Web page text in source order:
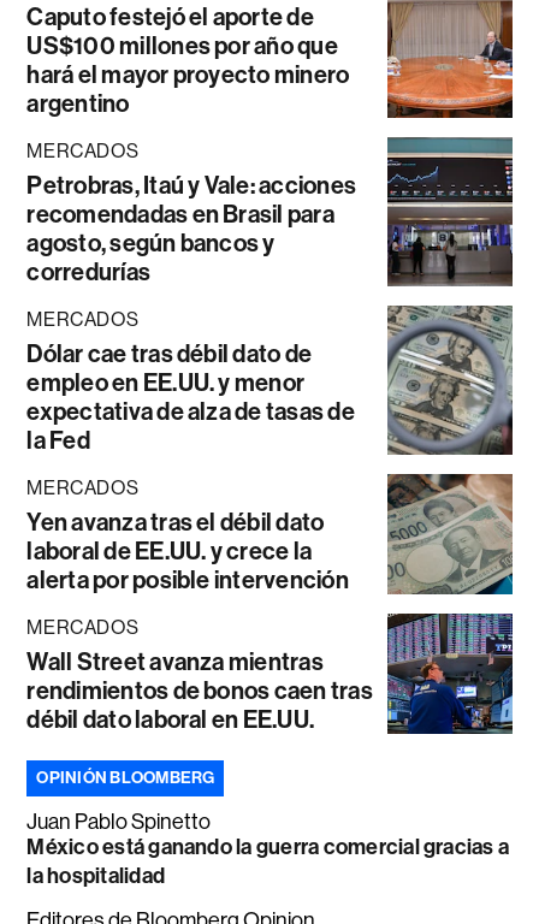
Caputo festejó el aporte de
US$100 millones por año que
hará el mayor proyecto minero
argentino
MERCADOS
Petrobras, Itaú y Vale: acciones
recomendadas en Brasil para
agosto, según bancos y
corredurías
MERCADOS
Dólar cae tras débil dato de
empleo en EE.UU. y menor
expectativa de alza de tasas de
la Fed
MERCADOS
Yen avanza tras el débil dato
laboral de EE.UU. y crece la
alerta por posible intervención
MERCADOS
Wall Street avanza mientras
rendimientos de bonos caen tras
débil dato laboral en EE.UU.
OPINIÓN BLOOMBERG
Juan Pablo Spinetto
México está ganando la guerra comercial gracias a
la hospitalidad